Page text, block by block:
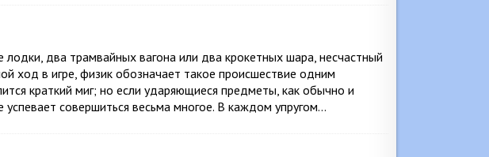
два трамвайных вагона или два крокетных шара, несчастный
ход в игре, физик обозначает такое происшествие одним
краткий миг; но если ударяющиеся предметы, как обычно и
успевает совершиться весьма многое. В каждом упругом…